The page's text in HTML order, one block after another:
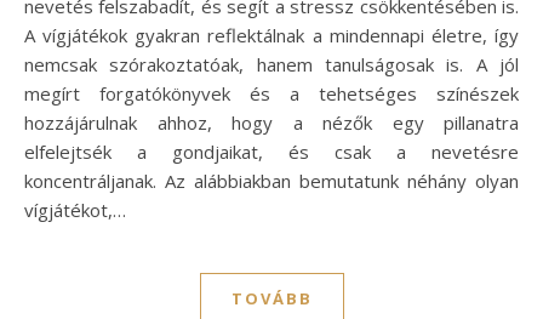
nevetés felszabadít, és segít a stressz csökkentésében is.
A vígjátékok gyakran reflektálnak a mindennapi életre, így
nemcsak szórakoztatóak, hanem tanulságosak is. A jól
megírt forgatókönyvek és a tehetséges színészek
hozzájárulnak ahhoz, hogy a nézők egy pillanatra
elfelejtsék a gondjaikat, és csak a nevetésre
koncentráljanak. Az alábbiakban bemutatunk néhány olyan
vígjátékot,…
TOVÁBB